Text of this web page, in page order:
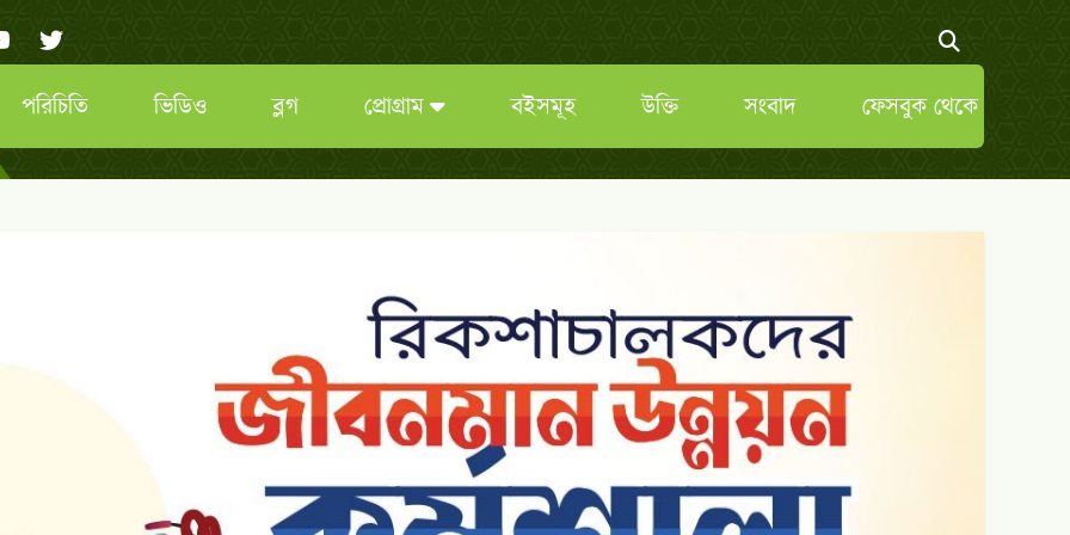
পরিচিতি ভিডিও ব্লগ প্রোগ্রাম বইসমূহ উক্তি সংবাদ ফেসবুক থেকে